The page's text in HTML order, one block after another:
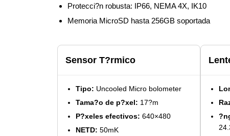
Protecci?n robusta: IP66, NEMA 4X, IK10
Memoria MicroSD hasta 256GB soportada
Sensor T?rmico
Tipo: Uncooled Micro bolometer
Tama?o de p?xel: 17?m
P?xeles efectivos: 640×480
NETD: 50mK